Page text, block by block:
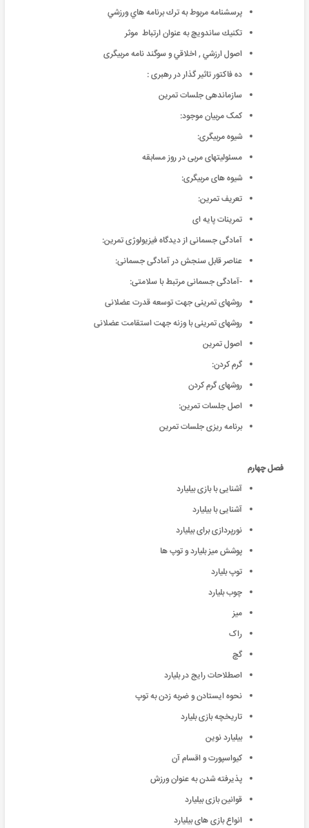
پرسشنامه مربوط به ترك برنامه هاي ورزشي
تكنيك ساندويچ به عنوان ارتباط موثر
اصول ارزشي , اخلاقي و سوگند نامه مربیگری
ده فاکتور تاثیر گذار در رهبری :
سازماندهی جلسات تمرین
کمک مربیان موجود:
شیوه مربیگری:
مسئولیتهای مربی در روز مسابقه
شیوه های مربیگری:
تعریف تمرین:
تمرینات پایه ای
آمادگی جسمانی از دیدگاه فیزیولوژی تمرین:
عناصر قابل سنجش در آمادگی جسمانی:
-آمادگی جسمانی مرتبط با سلامتی:
روشهای تمرینی جهت توسعه قدرت عضلانی
روشهای تمرینی با وزنه جهت استقامت عضلانی
اصول تمرین
گرم کردن:
روشهای گرم کردن
اصل جلسات تمرین:
برنامه ریزی جلسات تمرین
فصل چهارم
آشنایی با بازی بیلیارد
آشنایی با بیلیارد
نورپردازی برای بیلیارد
پوشش میز بلیارد و توپ ها
توپ بلیارد
چوب بلیارد
میز
راک
گچ
اصطلاحات رایج در بلیارد
نحوه ایستادن و ضربه زدن به توپ
تاریخچه بازی بلیارد
بيليارد نوين
کيواسپورت و اقسام آن
پذيرفته شدن به عنوان ورزش
قوانین بازی بیلیارد
انواع بازی های بیلیارد